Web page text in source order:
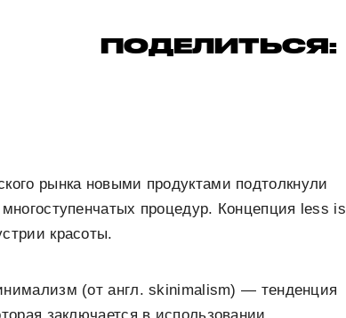
ПОДЕЛИТЬСЯ:
рынка новыми продуктами подтолкнули
процедур. Концепция less is
красоты.
(от англ. skinimalism) — тенденция